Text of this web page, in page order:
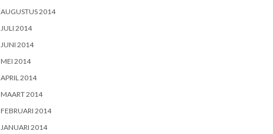
AUGUSTUS 2014
JULI 2014
JUNI 2014
MEI 2014
APRIL 2014
MAART 2014
FEBRUARI 2014
JANUARI 2014